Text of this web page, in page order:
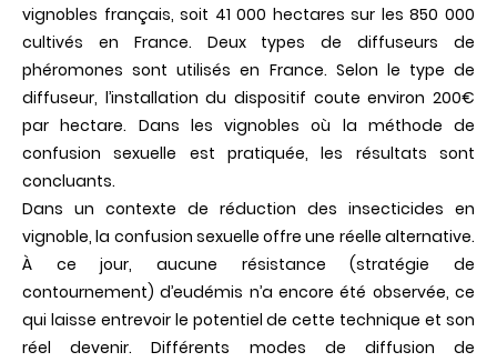
vignobles français, soit 41 000 hectares sur les 850 000
cultivés en France. Deux types de diffuseurs de
phéromones sont utilisés en France. Selon le type de
diffuseur, l’installation du dispositif coute environ 200€
par hectare. Dans les vignobles où la méthode de
confusion sexuelle est pratiquée, les résultats sont
concluants.
Dans un contexte de réduction des insecticides en
vignoble, la confusion sexuelle offre une réelle alternative.
À ce jour, aucune résistance (stratégie de
contournement) d’eudémis n’a encore été observée, ce
qui laisse entrevoir le potentiel de cette technique et son
réel devenir. Différents modes de diffusion de